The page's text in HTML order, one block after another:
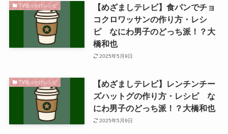
TV追っかけレシピ
【めざましテレビ】食パンでチョ
コクロワッサンの作り方・レシ
ピ なにわ男子のどっち派！？大
橋和也
2025年5月9日
TV追っかけレシピ
【めざましテレビ】レンチンチー
ズハットグの作り方・レシピ な
にわ男子のどっち派！？大橋和也
2025年5月9日